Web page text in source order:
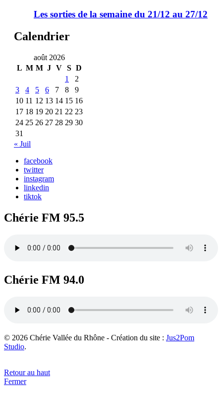
Les sorties de la semaine du 21/12 au 27/12
Calendrier
août 2026
L M M J V S D
1
2
3
4 5 6 7 8
9
10 11 12 13 14 15 16
17 18 19 20 21 22 23
24 25 26 27 28 29 30
31
« Juil
facebook
twitter
instagram
linkedin
tiktok
Chérie FM 95.5
Chérie FM 94.0
© 2026 Chérie Vallée du Rhône - Création du site : Jus2Pom
Studio.
Retour au haut
Fermer